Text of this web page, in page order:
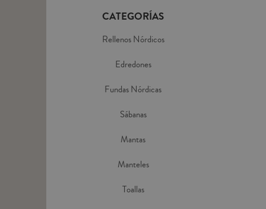
CATEGORÍAS
Rellenos Nórdicos
Edredones
Fundas Nórdicas
Sábanas
Mantas
Manteles
Toallas